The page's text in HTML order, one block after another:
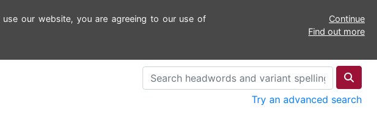
our website, you are agreeing to our use of
Continue
Find out more
Try an advanced search